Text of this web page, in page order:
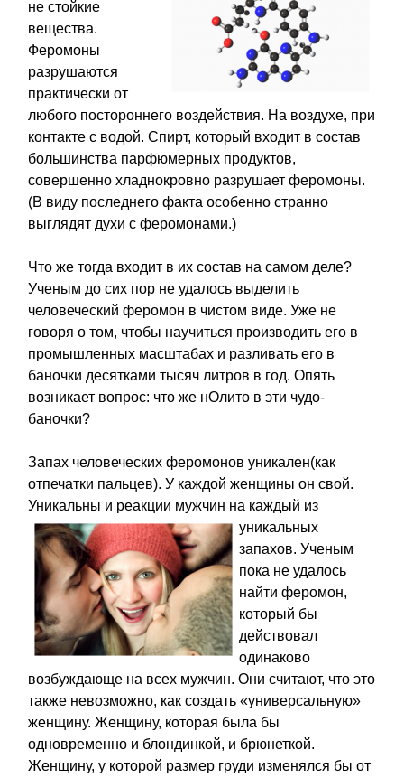
не стойкие
вещества.
Феромоны
разрушаются
практически от
любого постороннего воздействия. На воздухе, при
контакте с водой. Спирт, который входит в состав
большинства парфюмерных продуктов,
совершенно хладнокровно разрушает феромоны.
(В виду последнего факта особенно странно
выглядят духи с феромонами.)
Что же тогда входит в их состав на самом деле?
Ученым до сих пор не удалось выделить
человеческий феромон в чистом виде. Уже не
говоря о том, чтобы научиться производить его в
промышленных масштабах и разливать его в
баночки десятками тысяч литров в год. Опять
возникает вопрос: что же нОлито в эти чудо-
баночки?
Запах человеческих феромонов уникален(как
отпечатки пальцев). У каждой женщины он свой.
Уникальны и реакции мужчин на каждый из
уникальных
запахов. Ученым
пока не удалось
найти феромон,
который бы
действовал
одинаково
возбуждающе на всех мужчин. Они считают, что это
также невозможно, как создать «универсальную»
женщину. Женщину, которая была бы
одновременно и блондинкой, и брюнеткой.
Женщину, у которой размер груди изменялся бы от